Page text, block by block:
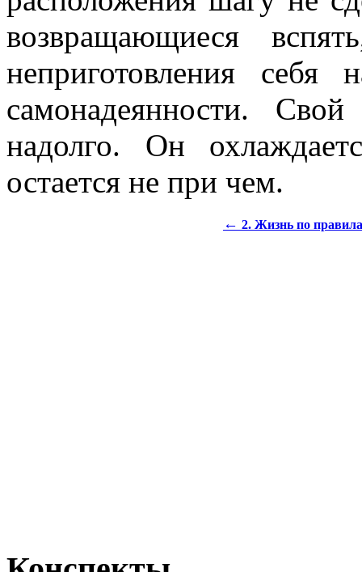
возвращающиеся
неприготовления
самонадеянности.
надолго. Он
остается не при чем.
← 2. Жизнь по